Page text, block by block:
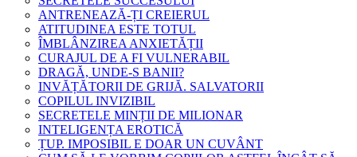
ANTRENEAZĂ-ȚI CREIERUL
ATITUDINEA ESTE TOTUL
ÎMBLÂNZIREA ANXIETĂȚII
CURAJUL DE A FI VULNERABIL
DRAGĂ, UNDE-S BANII?
INVĂȚĂTORII DE GRIJĂ. SALVATORII
COPILUL INVIZIBIL
SECRETELE MINȚII DE MILIONAR
INTELIGENȚA EROTICĂ
ȚUP. IMPOSIBIL E DOAR UN CUVÂNT